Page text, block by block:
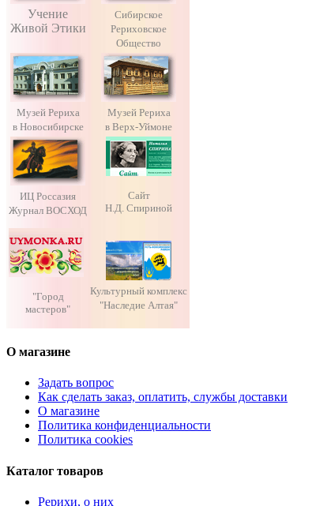
Учение
Живой Этики
Сибирское
Рериховское
Общество
Музей Рериха
в Новосибирске
Музей Рериха
в Верх-Уймоне
ИЦ Россазия
Журнал ВОСХОД
Сайт
Н.Д. Спириной
"Город
мастеров"
Культурный комплекс
"Наследие Алтая"
О магазине
Задать вопрос
Как сделать заказ, оплатить, службы доставки
О магазине
Политика конфиденциальности
Политика cookies
Каталог товаров
Рерихи, о них